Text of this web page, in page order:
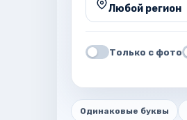
Любой регион
Только с фото
Одинаковые буквы